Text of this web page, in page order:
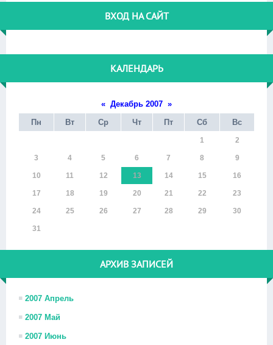
ВХОД НА САЙТ
КАЛЕНДАРЬ
« Декабрь 2007 »
Пн
Вт Ср Чт Пт Сб Вс
1 2
3 4 5 6 7 8 9
10 11 12 13 14 15 16
17 18 19 20 21 22 23
24 25 26 27 28 29 30
31
АРХИВ ЗАПИСЕЙ
2007 Апрель
2007 Май
2007 Июнь